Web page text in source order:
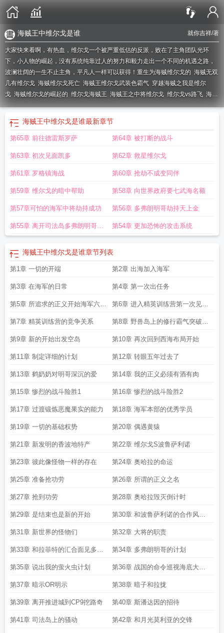
就你吉祥/著
海贼王中维尔戈是谁
大家快来看啊，有热血，维尔戈一个被严重低估的反派，败在了主角团队光环
下，小人物的崛起，没有系统纯靠过人的努力和毅力走出一个不同的机遇之路，
波澜壮阔的一生不止主角，平凡人一样可以获得！ 重生为海贼维尔戈的 海贼无双
几有维尔戈 海贼维尔戈死亡 海贼王维尔戈武装色霸气 穿越海贼之我是维尔
戈 海贼维尔戈的崛起的 维尔戈海贼王 海贼王之中将维尔戈 维尔戈vs路飞 海贼
之维尔戈海贼王维尔戈什么果实海贼维尔戈的崛起 就你吉祥海贼维尔戈山
海贼王维戈尔 海贼王维尔戈被罗秒杀哪一集
戈是谁
王里面的维尔戈海贼王维尔戈死了没 穿越海贼之维尔戈海贼重生维尔戈
戈怎么过
海贼王维尔戈出场 海贼王维尔戈第几集死的海贼王维戈多
将维尔戈 海贼无双3维尔戈10次 海贼维尔戈的崛起免费观看海贼维尔戈的崛起
海贼王中维尔戈是谁最新章节
第65章 前往德雷斯罗萨 第64章 被打断的战斗
第63章 初次见面凯多 第62章 救星维尔戈
第61章 罗格镇海战 第60章 抢劫不成变同伴
第59章 维尔戈的暗中帮助 第58章 向世界政府要七武海名额
第57章可怕的海军中将劫持成功 第56章 多弗朗明哥劫持天上金
第55章 离开司法岛多弗朗明哥在 第54章 更加恐怖的攻击系统
海贼王中维尔戈是谁章节列表
第1章 一切的开端 第2章 出海加入海军
第3章 在海军的日常 第4章 第一次出任务
第5章 所追求的正义开始海军六式
的学习
第6章 进入精英训练营第一次见到
泽法
第7章 精英训练营的竞争关系 第8章 野兽岛上的修行霸气突破到
中级
第9章 新的开始出发空岛 第10章 再次回到西海布局开始
第11章 制定详细的计划 第12章 转眼五年过去了
第13章 鹤奶奶对明哥深沉的爱 第14章 我的正义必须有酒有肉
第15章 惨烈的战斗险胜1 第16章 惨烈的战斗险胜2
第17章 过渡锻炼恶魔果实的能力 第18章 海军本部的优秀学员
第19章 一切的基础权势 第20章 偶遇黄猿
第21章 新发明的香波地特产 第22章 维尔戈S波鲁萨利诺
第23章 彼此像怪物一样的存在 第24章 奥哈拉的命运
第25章 准备抢功劳 第26章 所谓的正义之名
第27章 抢到功劳 第28章 奥哈拉毁灭倒计时
第29章 是结束也是新的开始 第30章 和波鲁萨利诺的合作风起
云涌的新世界
第31章 新世界的怪物们 第32章 大将的职责
第33章 和拉菲特的汇合面见多弗
朗明哥
第34章 多弗朗明哥的计划
第35章 说出我的萤火虫计划 第36章 战国的命令巡视海底大监
狱
第37章 暗示OR明示 第38章 暗子和拉拢
第39章 离开推进城到CP9挖路奇 第40章 斯潘达因的招待
第41章 司法岛上的骚动 第42章 和月光莫利亚的交锋